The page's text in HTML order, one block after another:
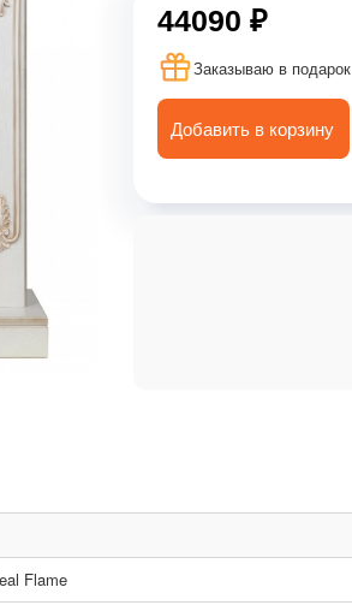
44090 ₽
Заказываю в подарок
Добавить в корзину
Flame